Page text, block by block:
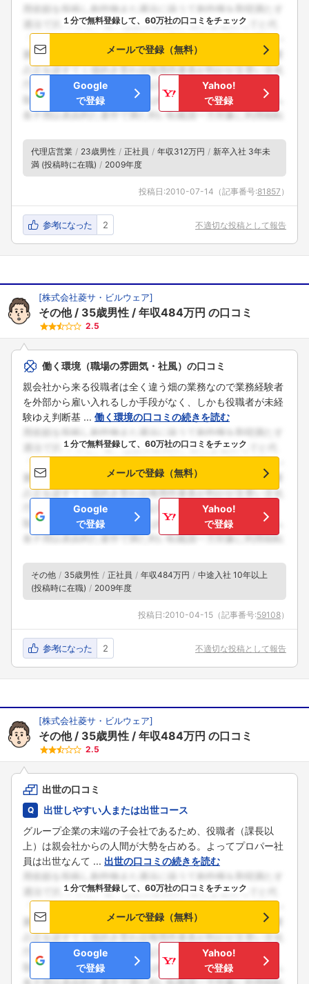
１分で無料登録して、60万社の口コミをチェック
メールで登録（無料）
Google
で登録
Yahoo!
で登録
代理店営業 23歳男性 正社員 年収312万円
新卒入社 3年未
満 (投稿時に在職)
2009年度
投稿日:2010-07-14 （記事番号:81857 ）
参考になった 2 不適切な投稿として報告
[株式会社菱サ・ビルウェア]
その他 35歳男性 年収484万円 の口コミ
2.5
働く環境（職場の雰囲気・社風）の口コミ
親会社から来る役職者は全く違う畑の業務なので業務経験者
を外部から雇い入れるしか手段がなく、しかも役職者が未経
験ゆえ判断基 ... 働く環境の口コミの続きを読む
１分で無料登録して、60万社の口コミをチェック
メールで登録（無料）
Google
で登録
Yahoo!
で登録
その他 35歳男性 正社員 年収484万円
中途入社 10年以上
(投稿時に在職)
2009年度
投稿日:2010-04-15 （記事番号:59108）
参考になった 2 不適切な投稿として報告
[株式会社菱サ・ビルウェア]
その他 35歳男性 年収484万円 の口コミ
2.5
出世の口コミ
出世しやすい人または出世コース
グループ企業の末端の子会社であるため、役職者（課長以
上）は親会社からの人間が大勢を占める。よってプロパー社
員は出世なんて ... 出世の口コミの続きを読む
１分で無料登録して、60万社の口コミをチェック
メールで登録（無料）
Google
で登録
Yahoo!
で登録